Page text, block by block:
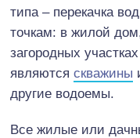
типа – перекачка
точкам: в жилой
загородных
являются скважины
другие водоемы.
Все жилые или